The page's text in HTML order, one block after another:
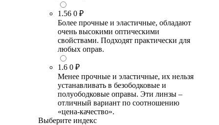
1.56 0 ₽
Более прочные и эластичные, обладают
очень высокими оптическими
свойствами. Подходят практически для
любых оправ.
1.6 0 ₽
Менее прочные и эластичные, их нельзя
устанавливать в безободковые и
полуободковые оправы. Эти линзы –
отличный вариант по соотношению
«цена-качество».
Выберите индекс